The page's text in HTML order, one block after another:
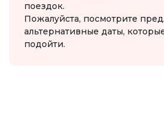
поездок.
Пожалуйста, посмотрите
альтернативные даты,
подойти.